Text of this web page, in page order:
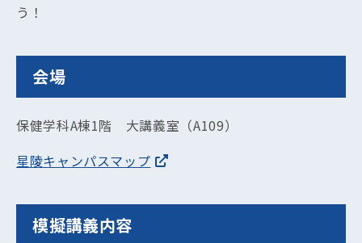
う！
会場
保健学科A棟1階 大講義室（A109）
星陵キャンパスマップ
模擬講義内容